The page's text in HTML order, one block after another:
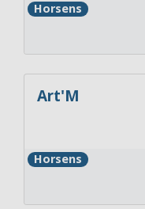
Horsens
Art'M
Horsens